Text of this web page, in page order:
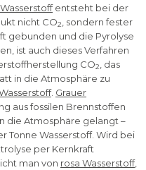
entsteht bei der
nicht CO2
, sondern fester
gebunden und die Pyrolyse
ist auch dieses Verfahren
CO2
, das
in die Atmosphäre zu
. Grauer
aus fossilen Brennstoffen
die Atmosphäre gelangt –
Tonne Wasserstoff. Wird bei
per Kernkraft
man von rosa Wasserstoff,